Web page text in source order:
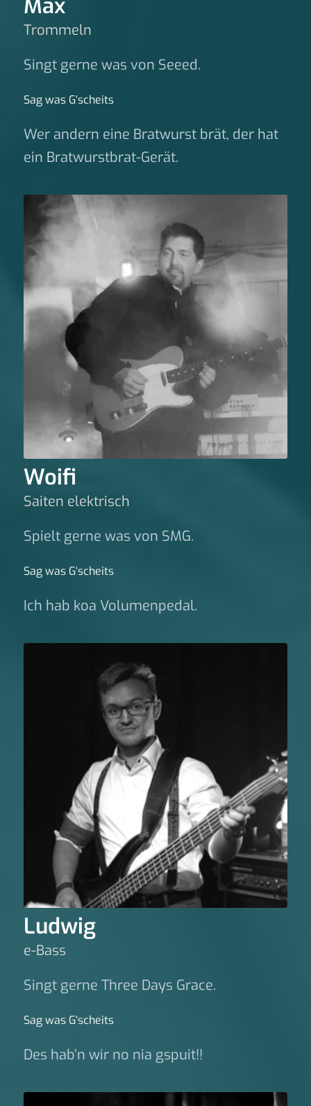
Trommeln
Singt gerne was von Seeed.
Sag was G‘scheits
Wer andern eine Bratwurst brät, der hat
ein Bratwurstbrat-Gerät.
Woifi
Saiten elektrisch
Spielt gerne was von SMG.
Sag was G‘scheits
Ich hab koa Volumenpedal.
Ludwig
e-Bass
Singt gerne Three Days Grace.
Sag was G‘scheits
Des hab’n wir no nia gspuit!!